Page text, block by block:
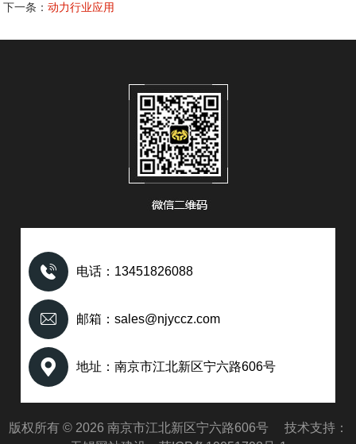
下一条：动力行业应用
电话：13451826088
邮箱：sales@njyccz.com
地址：南京市江北新区宁六路606号
版权所有 © 2026 南京市江北新区宁六路606号 技术支持：